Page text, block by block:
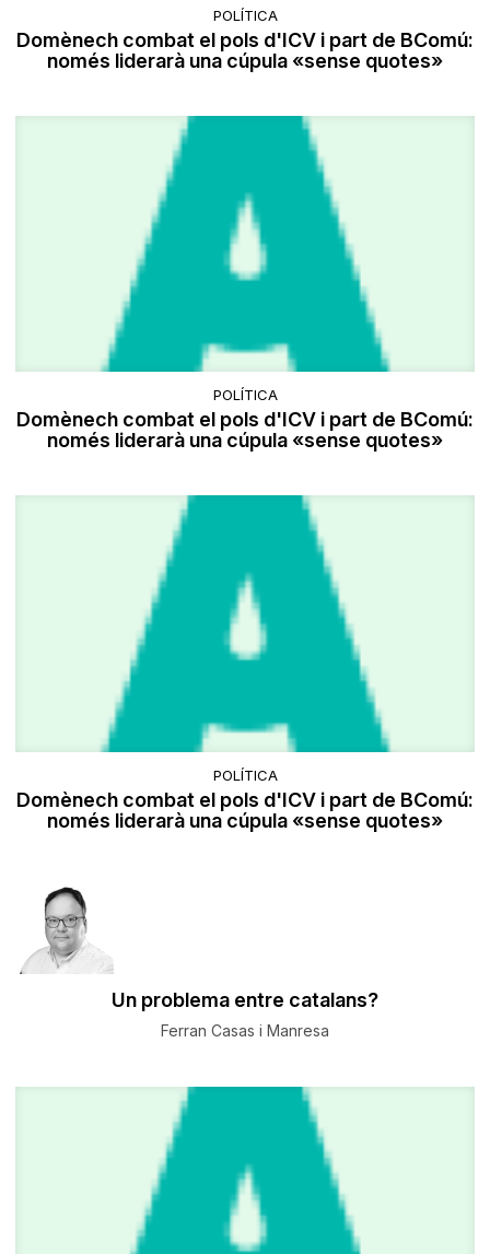
POLÍTICA
Domènech combat el pols d'ICV i part de BComú:
només liderarà una cúpula «sense quotes»
POLÍTICA
Domènech combat el pols d'ICV i part de BComú:
només liderarà una cúpula «sense quotes»
POLÍTICA
Domènech combat el pols d'ICV i part de BComú:
només liderarà una cúpula «sense quotes»
Un problema entre catalans?
Ferran Casas i Manresa